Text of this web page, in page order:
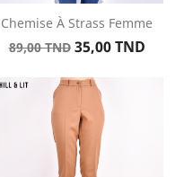
Chemise À Strass Femme
Prix
base
89,00 TND Prix
35,00 TND